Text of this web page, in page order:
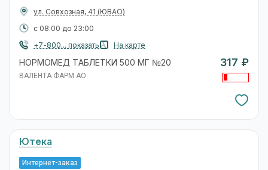
ул. Совхозная, 41 (ЮВАО)
с 08:00 до 23:00
+7-800... показать
На карте
НОРМОМЕД ТАБЛЕТКИ 500 МГ №20
ВАЛЕНТА ФАРМ АО
317 ₽
Ютека
Интернет-заказ